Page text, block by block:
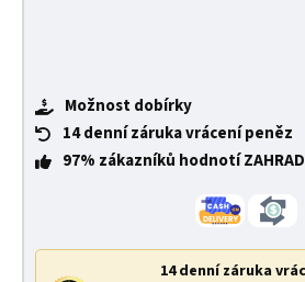
Možnost dobírky
14 denní záruka vrácení peněz
97% zákazníků hodnotí
14 denní záruka